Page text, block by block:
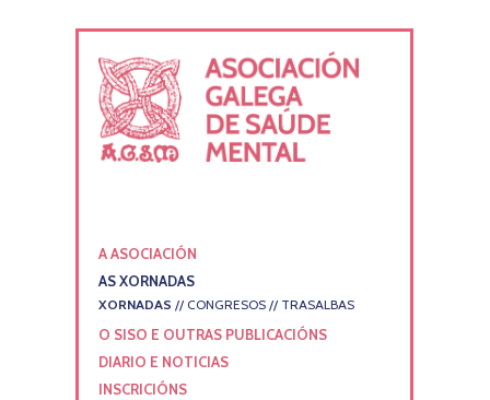
A ASOCIACIÓN
AS XORNADAS
XORNADAS // CONGRESOS // TRASALBAS
O SISO E OUTRAS PUBLICACIÓNS
DIARIO E NOTICIAS
INSCRICIÓNS